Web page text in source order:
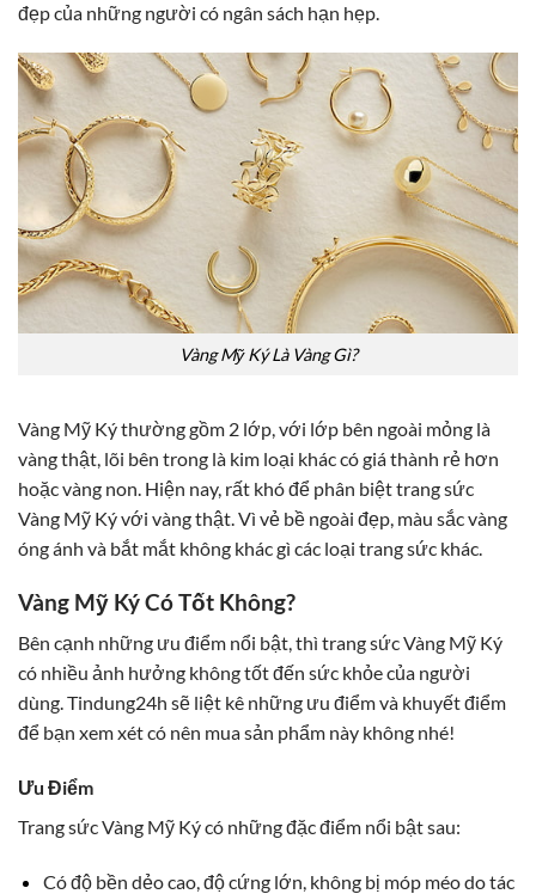
đẹp của những người có ngân sách hạn hẹp.
Vàng Mỹ Ký Là Vàng Gì?
Vàng Mỹ Ký thường gồm 2 lớp, với lớp bên ngoài mỏng là
vàng thật, lõi bên trong là kim loại khác có giá thành rẻ hơn
hoặc vàng non. Hiện nay, rất khó để phân biệt trang sức
Vàng Mỹ Ký với vàng thật. Vì vẻ bề ngoài đẹp, màu sắc vàng
óng ánh và bắt mắt không khác gì các loại trang sức khác.
Vàng Mỹ Ký Có Tốt Không?
Bên cạnh những ưu điểm nổi bật, thì trang sức Vàng Mỹ Ký
có nhiều ảnh hưởng không tốt đến sức khỏe của người
dùng. Tindung24h sẽ liệt kê những ưu điểm và khuyết điểm
để bạn xem xét có nên mua sản phẩm này không nhé!
Ưu Điểm
Trang sức Vàng Mỹ Ký có những đặc điểm nổi bật sau:
Có độ bền dẻo cao, độ cứng lớn, không bị móp méo do tác